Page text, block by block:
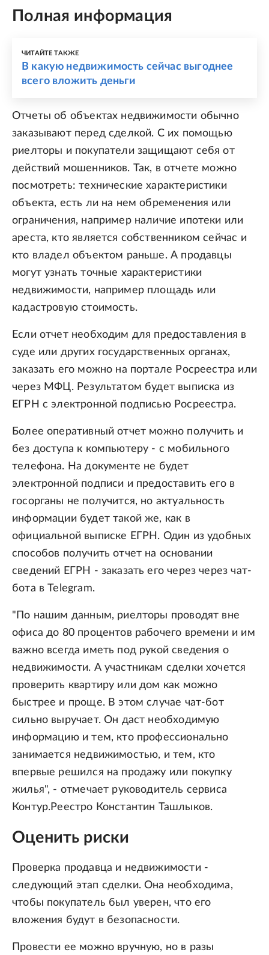
Полная информация
ЧИТАЙТЕ ТАКЖЕ
В какую недвижимость сейчас выгоднее
всего вложить деньги
Отчеты об объектах недвижимости обычно
заказывают перед сделкой. С их помощью
риелторы и покупатели защищают себя от
действий мошенников. Так, в отчете можно
посмотреть: технические характеристики
объекта, есть ли на нем обременения или
ограничения, например наличие ипотеки или
ареста, кто является собственником сейчас и
кто владел объектом раньше. А продавцы
могут узнать точные характеристики
недвижимости, например площадь или
кадастровую стоимость.
Если отчет необходим для предоставления в
суде или других государственных органах,
заказать его можно на портале Росреестра или
через МФЦ. Результатом будет выписка из
ЕГРН с электронной подписью Росреестра.
Более оперативный отчет можно получить и
без доступа к компьютеру - с мобильного
телефона. На документе не будет
электронной подписи и предоставить его в
госорганы не получится, но актуальность
информации будет такой же, как в
официальной выписке ЕГРН. Один из удобных
способов получить отчет на основании
сведений ЕГРН - заказать его через через чат-
бота в Telegram.
"По нашим данным, риелторы проводят вне
офиса до 80 процентов рабочего времени и им
важно всегда иметь под рукой сведения о
недвижимости. А участникам сделки хочется
проверить квартиру или дом как можно
быстрее и проще. В этом случае чат-бот
сильно выручает. Он даст необходимую
информацию и тем, кто профессионально
занимается недвижимостью, и тем, кто
впервые решился на продажу или покупку
жилья", - отмечает руководитель сервиса
Контур.Реестро Константин Ташлыков.
Оценить риски
Проверка продавца и недвижимости -
следующий этап сделки. Она необходима,
чтобы покупатель был уверен, что его
вложения будут в безопасности.
Провести ее можно вручную, но в разы